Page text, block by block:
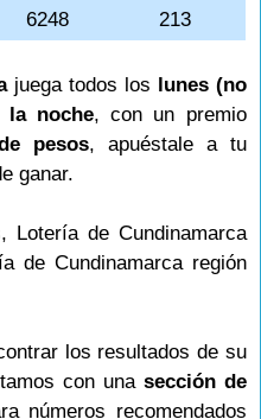
6248 213
juega todos los lunes (no
noche, con un premio
pesos, apuéstale a tu
ganar.
Lotería de Cundinamarca
de Cundinamarca región
los resultados de su
con una sección de
números recomendados